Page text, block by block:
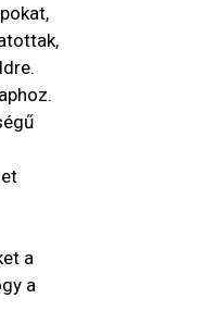
a
a